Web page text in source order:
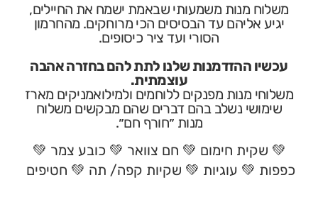
מנות משמעותי שבאמת ישמח את החיילים,
אליהם עד הבסיסים הכי מרוחקים. מהחרמון
הסורי ועד ציר כיסופים.
ההזדמנות שלנו לתת להם בחזרה אהבה
עוצמתית.
מנות מפנקים ללוחמים ולמילואמניקים מארז
נשלב בהם דברים שהם מבקשים משלוח
מנות ״חורף חם״.
שקית חימום💚חם צוואר💚כובע צמר💚
💚עוגיות💚שקיות קפה/תה💚 חטיפים